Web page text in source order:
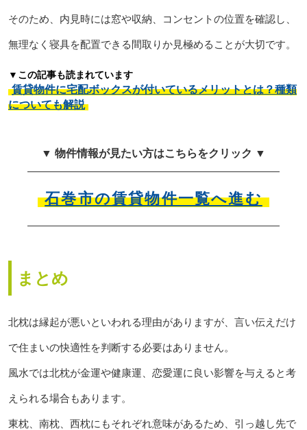
そのため、内見時には窓や収納、コンセントの位置を確認し、
無理なく寝具を配置できる間取りか見極めることが大切です。
▼この記事も読まれています
賃貸物件に宅配ボックスが付いているメリットとは？種類
についても解説
▼ 物件情報が見たい方はこちらをクリック ▼
石巻市の賃貸物件一覧へ進む
まとめ
北枕は縁起が悪いといわれる理由がありますが、言い伝えだけ
で住まいの快適性を判断する必要はありません。
風水では北枕が金運や健康運、恋愛運に良い影響を与えると考
えられる場合もあります。
東枕、南枕、西枕にもそれぞれ意味があるため、引っ越し先で